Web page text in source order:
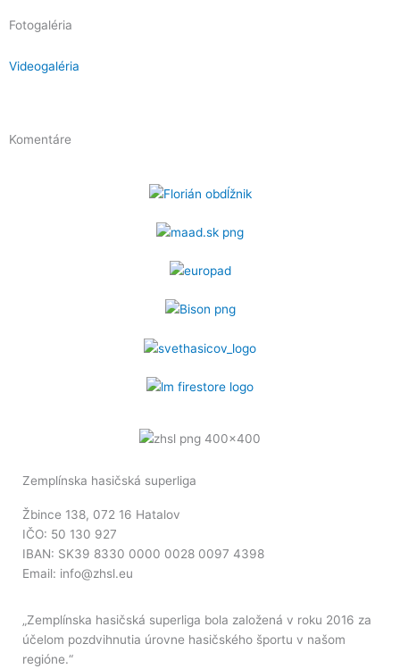
Fotogaléria
Videogaléria
Komentáre
Zemplínska hasičská superliga
Žbince 138, 072 16 Hatalov
IČO: 50 130 927
IBAN: SK39 8330 0000 0028 0097 4398
Email: info@zhsl.eu
„Zemplínska hasičská superliga bola založená v roku 2016 za
účelom pozdvihnutia úrovne hasičského športu v našom
regióne.“